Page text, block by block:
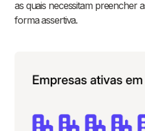
as quais necessitam preencher
forma assertiva.